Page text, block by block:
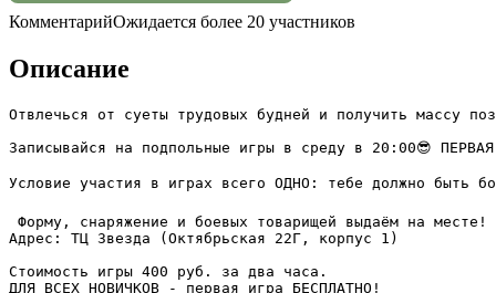
КомментарийОжидается более 20 участников
Описание
Отвлечься от суеты трудовых будней и получить массу
Записывайся на подпольные игры в среду в 20:00😎
Условие участия в играх всего ОДНО: тебе должно быть
Форму, снаряжение и боевых товарищей выдаём на месте!
Адрес: ТЦ Звезда (Октябрьская 22Г, корпус 1)
Стоимость игры 400 руб. за два часа.